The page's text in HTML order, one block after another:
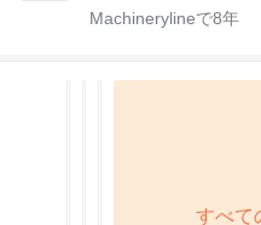
Machinerylineで8年